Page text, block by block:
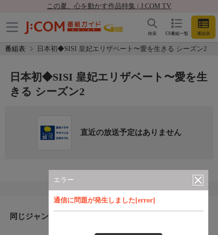
この夏、心を動かす作品特集 | J:COM TV
CS番組一覧 番組表
検索
番組表 日本初◆SISI 皇妃エリザベート〜愛を生きる シーズン2
エラー
通信に問題が発生しました[error]
日本初◆SISI 皇妃エリザベート〜愛を生
きる シーズン2
直近の放送予定はありません
同じジャンルのおすすめ番組